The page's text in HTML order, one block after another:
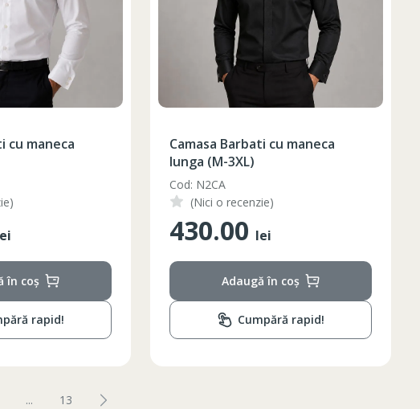
cu maneca
în coș
rapid!
Camasa Barbati cu maneca
lunga (M-3XL)
Cod: N2CA
(Nici o recenzie)
430.00 lei
Adaugă în coș
Cumpără rapid!
... 13